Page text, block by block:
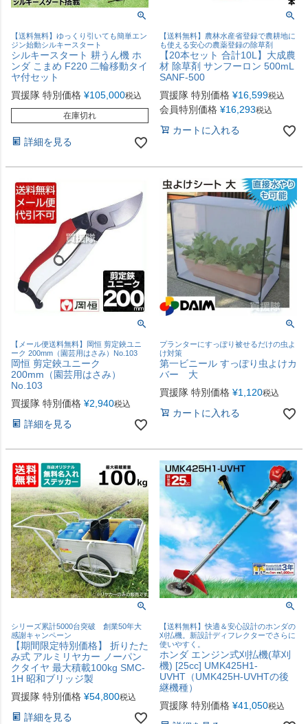
【送料無料】ゆっくり引いても簡単エン
ジン始動シルキースタート
シルキースタート 耕うん機 ホ
ンダ こまめ F220 二輪移動タイ
ヤ付セット
買援隊 特別価格 ¥105,000税込
在庫切れ
詳細を見る
【送料無料】農林水産省登録で農耕地に
も使える安心の農薬登録の除草剤
【20本セット 合計10L】大成農
材 除草剤 サンフーロン 500mL
SANF-500
買援隊 特別価格 ¥16,599税込
会員特別価格 ¥16,293税込
カートに入れる
【メール便送料無料】岡恒 剪定鋏ユニ
ーク 200mm（園芸用はさみ）No.103
岡恒 剪定鋏ユニーク
200mm（園芸用はさみ）
No.103
買援隊 特別価格 ¥2,940税込
詳細を見る
プランターにすっぽり被せるだけの虫よ
け対策
第一ビニール すっぽり虫よけカ
バー 大
買援隊 特別価格 ¥1,120税込
カートに入れる
シリーズ累計5000台突破 創業50年大
感謝キャンペーン
【期間限定特別価格】 折りたた
み式 アルミリヤカー ノーパン
クタイヤ 最大積載100kg SMC-
1H 昭和ブリッジ製
買援隊 特別価格 ¥54,800税込
詳細を見る
【送料無料】快適＆安心設計のホンダの
刈払機。新設計ディフレクターでさらに
使いやすく。
ホンダ エンジン式刈払機(草刈
機) [25cc] UMK425H1-
UVHT（UMK425H-UVHTの後
継機種）
買援隊 特別価格 ¥41,050税込